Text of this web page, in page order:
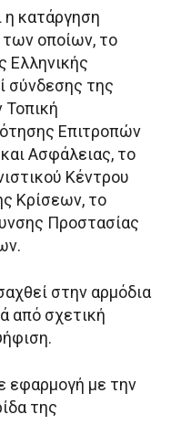
η κατάργηση
οποίων, το
Ελληνικής
σύνδεσης της
Τοπική
Επιτροπών
Ασφάλειας, το
Κέντρου
Κρίσεων, το
Προστασίας
στην αρμόδια
από σχετική
εφαρμογή με την
της